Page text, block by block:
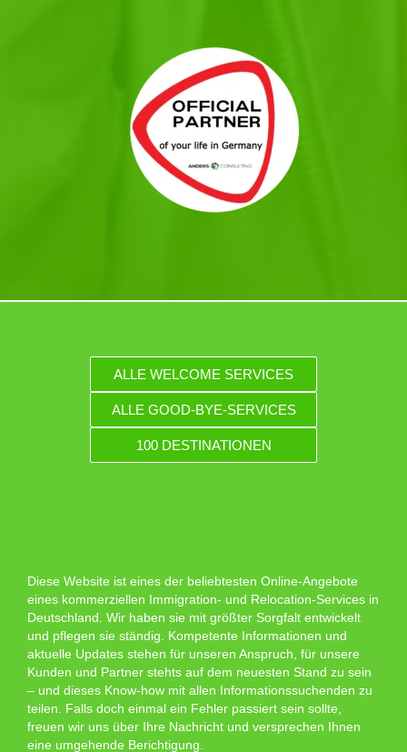
ALLE WELCOME SERVICES
ALLE GOOD-BYE-SERVICES
100 DESTINATIONEN
Diese Website ist eines der beliebtesten Online-Angebote
eines kommerziellen Immigration- und Relocation-Services in
Deutschland. Wir haben sie mit größter Sorgfalt entwickelt
und pflegen sie ständig. Kompetente Informationen und
aktuelle Updates stehen für unseren Anspruch, für unsere
Kunden und Partner stehts auf dem neuesten Stand zu sein
– und dieses Know-how mit allen Informationssuchenden zu
teilen. Falls doch einmal ein Fehler passiert sein sollte,
freuen wir uns über Ihre Nachricht und versprechen Ihnen
eine umgehende Berichtigung.